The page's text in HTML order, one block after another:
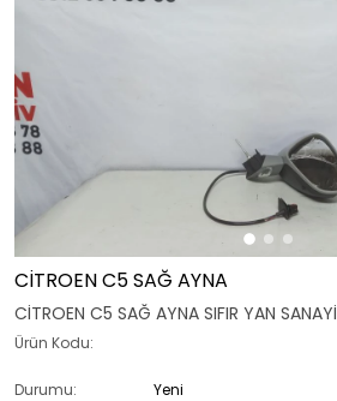
CİTROEN C5 SAĞ AYNA
CİTROEN C5 SAĞ AYNA SIFIR YAN SANAYİ
Ürün Kodu:
Durumu: Yeni